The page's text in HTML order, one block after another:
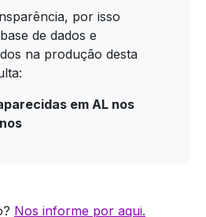
por isso
de dados e
na produção desta
em AL nos
Nos informe por aqui.